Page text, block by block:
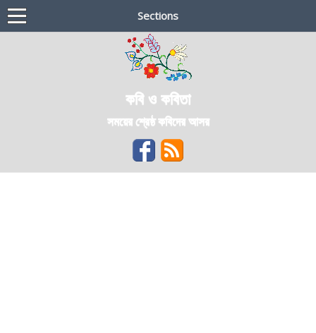
Sections
কবি ও কবিতা
সময়ের শ্রেষ্ঠ কবিদের আসর